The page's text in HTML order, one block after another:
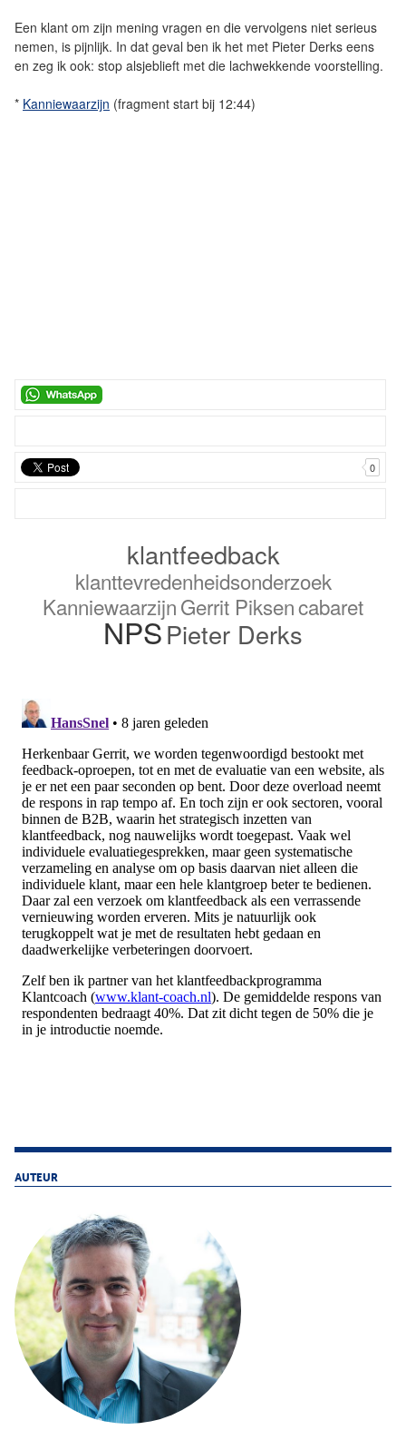
Een klant om zijn mening vragen en die vervolgens niet serieus
nemen, is pijnlijk. In dat geval ben ik het met Pieter Derks eens
en zeg ik ook: stop alsjeblieft met die lachwekkende voorstelling.
* Kanniewaarzijn (fragment start bij 12:44)
0
klantfeedback
klanttevredenheidsonderzoek
KanniewaarzijnGerrit Piksencabaret
NPSPieter Derks
AUTEUR